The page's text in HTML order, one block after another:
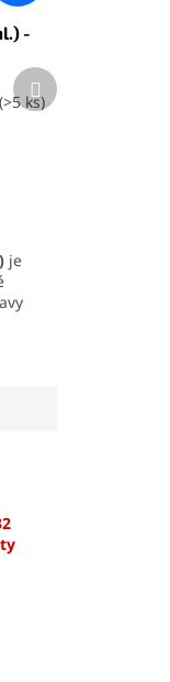
-
(>5 ks)
je
Ďalší
produkt